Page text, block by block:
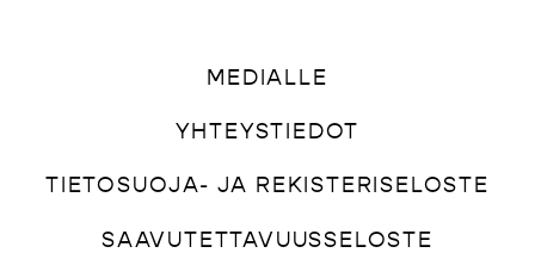
MEDIALLE
YHTEYSTIEDOT
TIETOSUOJA- JA REKISTERISELOSTE
SAAVUTETTAVUUSSELOSTE